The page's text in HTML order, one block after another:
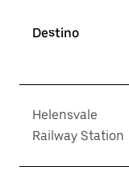
Destino
Helensvale
Railway Station